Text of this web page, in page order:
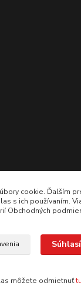
212 007
hod
MACSHOP.SK, všetky
cookie. Ďalším
s ich používaním.
Obchodných
môžete odmietnuťtu